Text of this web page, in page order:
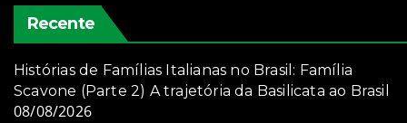
Recente
Histórias de Famílias Italianas no Brasil: Família
Scavone (Parte 2) A trajetória da Basilicata ao Brasil
08/08/2026